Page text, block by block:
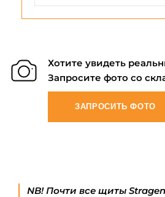
Хотите увидеть
Запросите фото со
ЗАПРОСИТЬ ФОТО
NB! Почти все щиты